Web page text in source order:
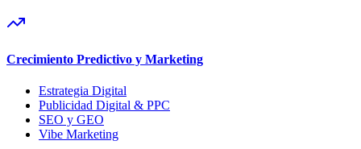
Crecimiento Predictivo y Marketing
Estrategia Digital
Publicidad Digital & PPC
SEO y GEO
Vibe Marketing